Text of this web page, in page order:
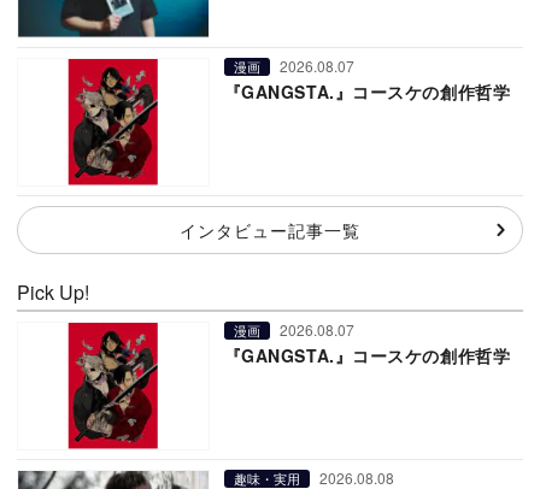
漫画 2026.08.07
『GANGSTA.』コースケの創作哲学
インタビュー記事一覧
Pick Up!
漫画 2026.08.07
『GANGSTA.』コースケの創作哲学
趣味・実用 2026.08.08